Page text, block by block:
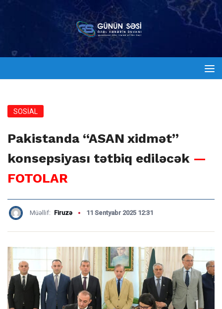
SOSİAL
Pakistanda “ASAN xidmət”
konsepsiyası tətbiq ediləcək —
FOTOLAR
Müəllif: Firuzə 11 Sentyabr 2025 12:31